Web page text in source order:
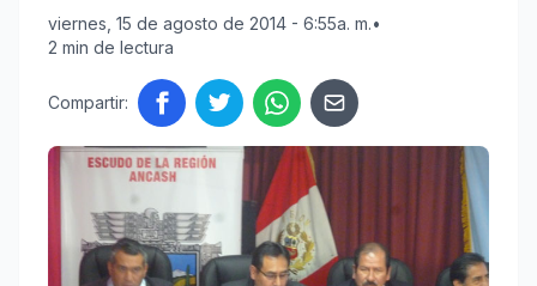
viernes, 15 de agosto de 2014 - 6:55a. m.•
2 min de lectura
Compartir: